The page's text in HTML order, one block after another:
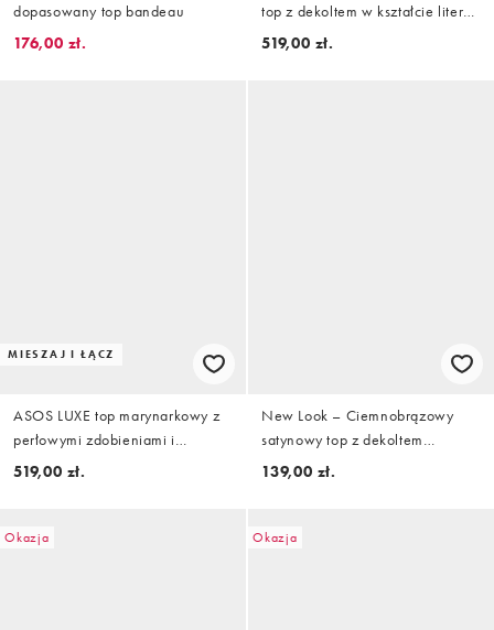
dopasowany top bandeau
176,00 zł.
top z dekoltem w kształcie litery
U i kwadratowym dołem
519,00 zł.
MIESZAJ I ŁĄCZ
ASOS LUXE top marynarkowy z
perłowymi zdobieniami i
odkrytymi ramionami w
519,00 zł.
New Look – Ciemnobrązowy
satynowy top z dekoltem
bandeau i szalikiem
139,00 zł.
Okazja Okazja